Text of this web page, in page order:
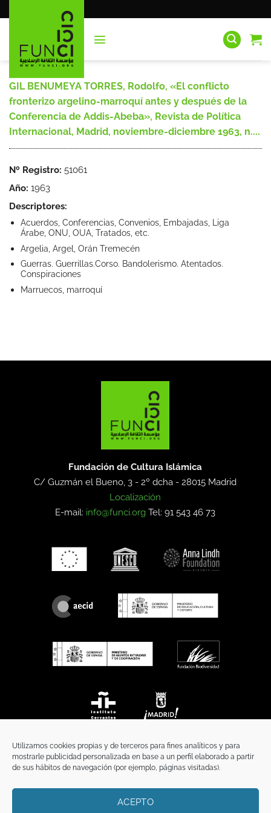
Utilizamos cookies propias y de terceros para fines analíticos y para
mostrarle publicidad personalizada en base a un perfil elaborado a partir
de sus hábitos de navegación (por ejemplo, páginas visitadas).
ACEPTO
al
GIL BENUMEYA TORRES, Rodolfo, «El conflicto
fronterizo argelino-marroquí antes y después de la
Conferencia de Addis-Abeba», Revista de Política
Internacional, Madrid, noviembre-diciembre 1963, n....
Nº Registro: 51061
Año: 1963
Descriptores:
Acuerdos, Conferencias, Convenios, Embajadas, Liga
Árabe, ONU, OUA, Tratados, etc.
Argelia, Argel, Orán Tremecén
Guerras. Guerrillas.Corso. Bandolerismo. Atentados.
Conspiraciones
Marruecos, marroquí
Fundación de Cultura Islámica
C/ Guzmán el Bueno, 3 - 2º dcha -28015 Madrid
Localización
E-mail: info@funci.org Tel: 91 543 46 73